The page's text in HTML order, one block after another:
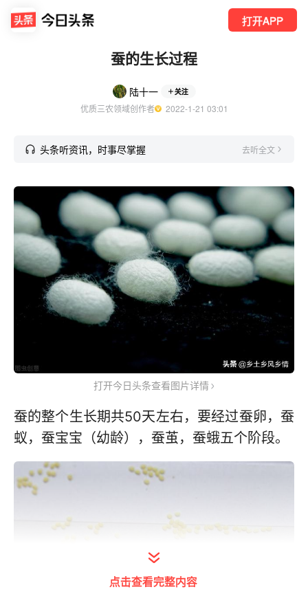
打开APP
蚕的生长过程
陆十一 关注
优质三农领域创作者
  2022-1-21 03:01
头条听资讯，时事尽掌握 去听全文
打开今日头条查看图片详情
蚕的整个生长期共50天左右，要经过蚕卵，蚕
蚁，蚕宝宝（幼龄），蚕茧，蚕蛾五个阶段。
点击查看完整内容